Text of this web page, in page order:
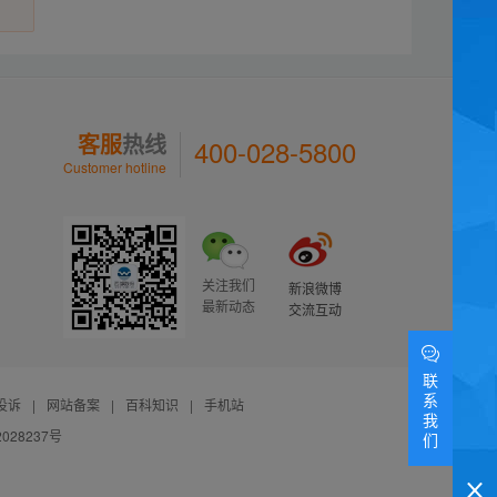
客服热线
Customer hotline 400-028-5800
关注我们
最新动态
新浪微博
交流互动
诉 | 网站备案 | 百科知识 |
手机站
号
联
系
我
们